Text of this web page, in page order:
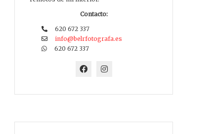
Contacto:
620 672 337
info@belrfotografa.es
620 672 337